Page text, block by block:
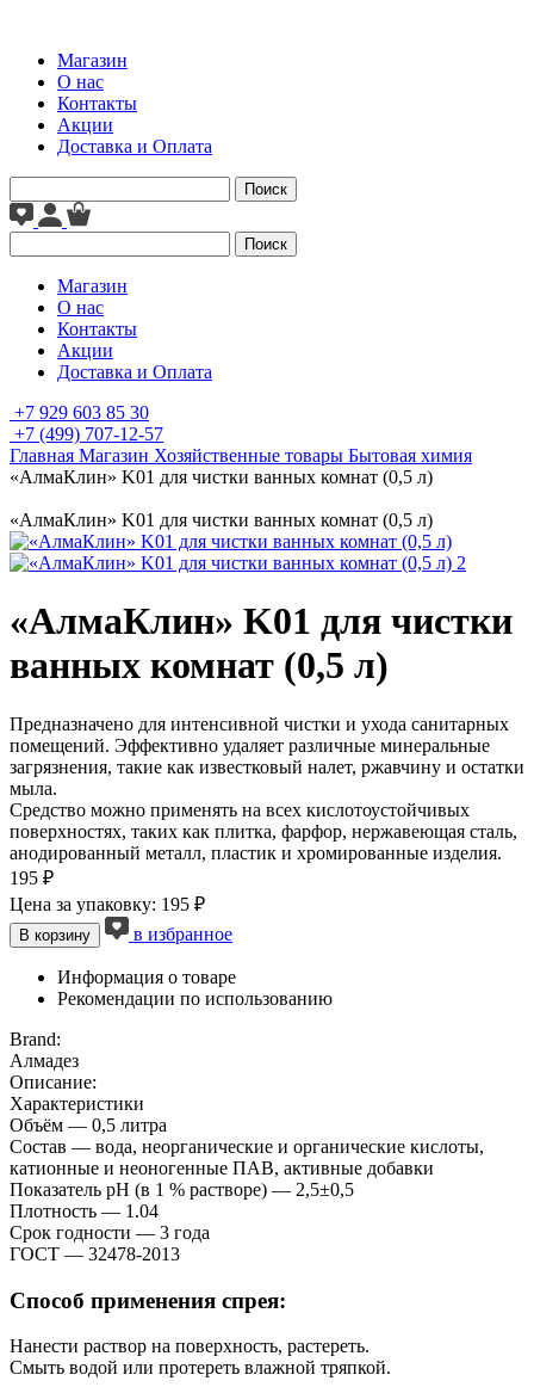
Магазин
О нас
Контакты
Акции
Доставка и Оплата
Поиск
Поиск
Магазин
О нас
Контакты
Акции
Доставка и Оплата
+7 929 603 85 30
+7 (499) 707-12-57
Главная Магазин Хозяйственные товары Бытовая химия
«АлмаКлин» K01 для чистки ванных комнат (0,5 л)
«АлмаКлин» K01 для чистки ванных комнат (0,5 л)
«АлмаКлин» K01 для чистки
ванных комнат (0,5 л)
Предназначено для интенсивной чистки и ухода санитарных
помещений. Эффективно удаляет различные минеральные
загрязнения, такие как известковый налет, ржавчину и остатки
мыла.
Средство можно применять на всех кислотоустойчивых
поверхностях, таких как плитка, фарфор, нержавеющая сталь,
анодированный металл, пластик и хромированные изделия.
195 ₽
Цена за упаковку: 195 ₽
В корзину в избранное
Информация о товаре
Рекомендации по использованию
Brand:
Алмадез
Описание:
Характеристики
Объём — 0,5 литра
Состав — вода, неорганические и органические кислоты,
катионные и неоногенные ПАВ, активные добавки
Показатель pH (в 1 % растворе) — 2,5±0,5
Плотность — 1.04
Срок годности — 3 года
ГОСТ — 32478-2013
Способ применения спрея:
Нанести раствор на поверхность, растереть.
Смыть водой или протереть влажной тряпкой.